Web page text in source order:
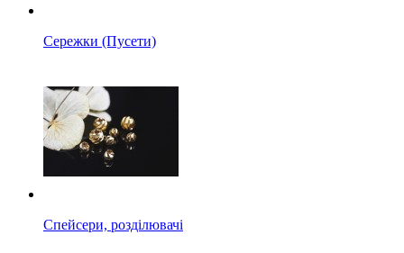
Сережки (Пусети)
Спейсери, розділювачі